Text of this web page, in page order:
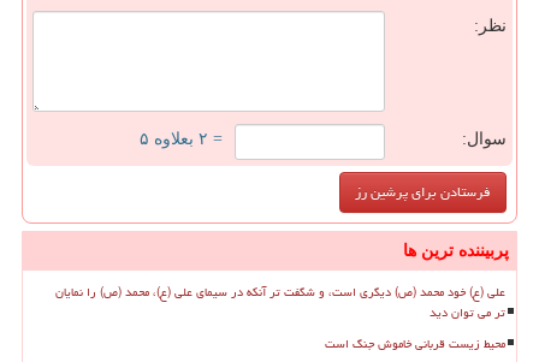
نظر:
سوال: = ۲ بعلاوه ۵
پربیننده ترین ها
علی (ع) خود محمد (ص) دیگری است، و شگفت تر آنکه در سیمای علی (ع)، محمد (ص) را نمایان
تر می توان دید
محیط زیست قربانی خاموش جنگ است